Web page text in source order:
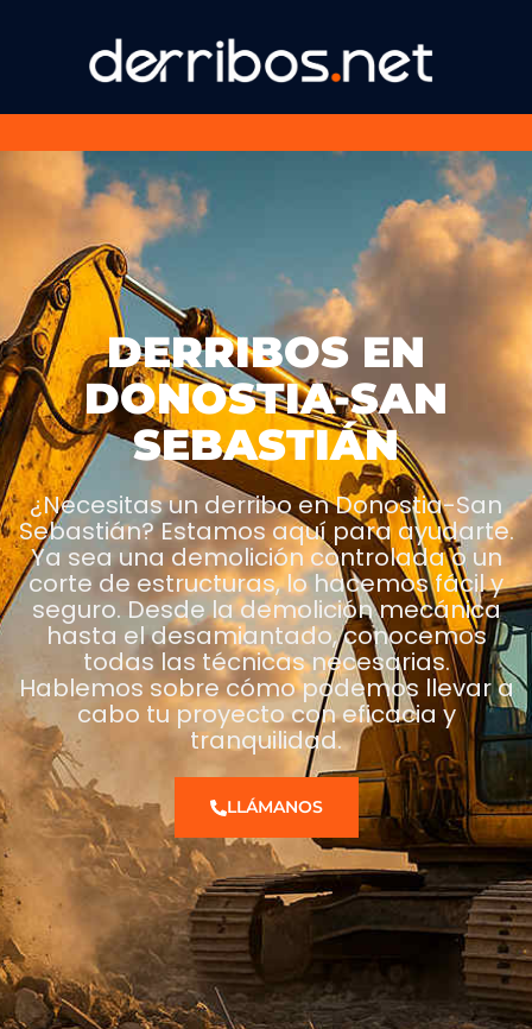
DERRIBOS EN
DONOSTIA-SAN
SEBASTIÁN
¿Necesitas un derribo en Donostia-San
Sebastián? Estamos aquí para ayudarte.
Ya sea una demolición controlada o un
corte de estructuras, lo hacemos fácil y
seguro. Desde la demolición mecánica
hasta el desamiantado, conocemos
todas las técnicas necesarias.
Hablemos sobre cómo podemos llevar a
cabo tu proyecto con eficacia y
tranquilidad.
LLÁMANOS